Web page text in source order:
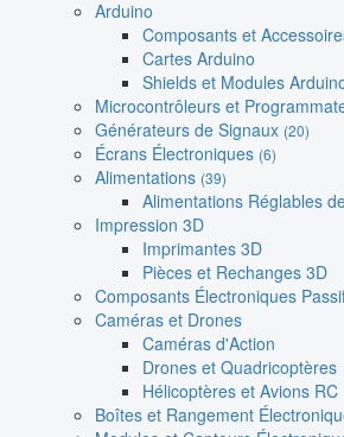
Arduino
Composants et
Cartes Arduino
Shields et Modules
Microcontrôleurs et
Générateurs de Signaux (20)
Écrans Électroniques (6)
Alimentations (39)
Alimentations Réglables
Impression 3D
Imprimantes 3D
Pièces et Rechanges 3D
Composants Électroniques
Caméras et Drones
Caméras d'Action
Drones et Quadricoptères
Hélicoptères et Avions RC
Boîtes et Rangement